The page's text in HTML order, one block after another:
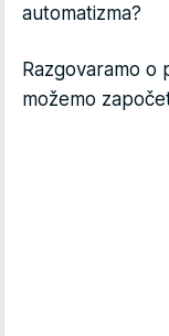
automatizma?
Razgovaramo o
možemo